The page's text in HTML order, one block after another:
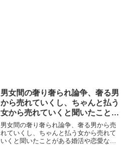
男女間の奢り奢られ論争、奢る男
から売れていくし、ちゃんと払う
女から売れていくと聞いたことが
ある
男女間の奢り奢られ論争、奢る男から売
れていくし、ちゃんと払う女から売れて
いくと聞いたことがある婚活や恋愛など